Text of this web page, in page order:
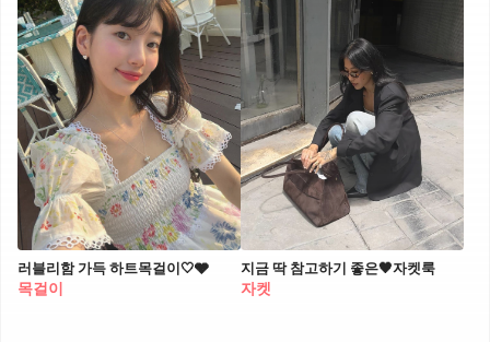
러블리함 가득 하트목걸이🤍🩶
목걸이
지금 딱 참고하기 좋은🖤자켓룩
자켓